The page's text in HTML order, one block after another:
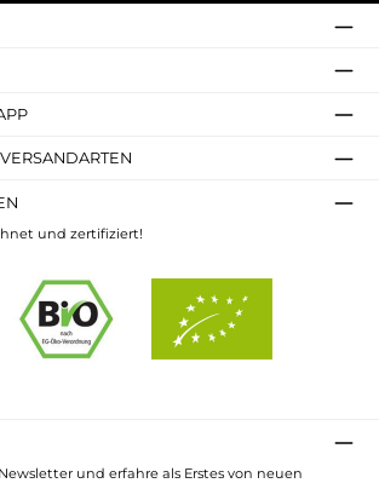
und zertifiziert!
und erfahre als Erstes von neuen